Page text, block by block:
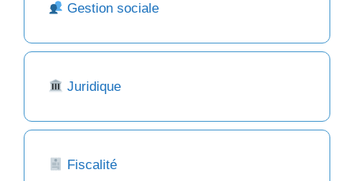
Gestion sociale
Juridique
Fiscalité